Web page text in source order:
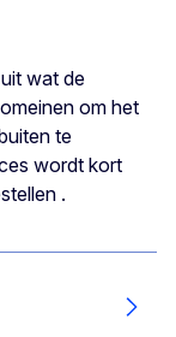
wat de
om het
te
wordt kort
.